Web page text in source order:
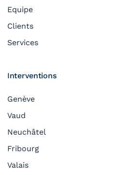
Equipe
Clients
Services
Interventions
Genève
Vaud
Neuchâtel
Fribourg
Valais